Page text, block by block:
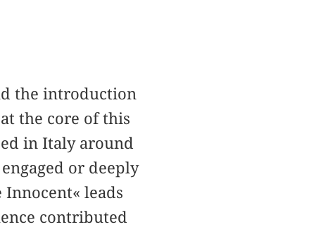
the introduction
the core of this
in Italy around
or deeply
leads
contributed